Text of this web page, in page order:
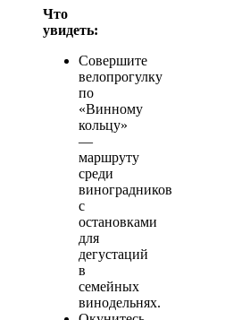
Что
увидеть:
Совершите
велопрогулку
по
«Винному
кольцу»
—
маршруту
среди
виноградников
с
остановками
для
дегустаций
в
семейных
винодельнях.